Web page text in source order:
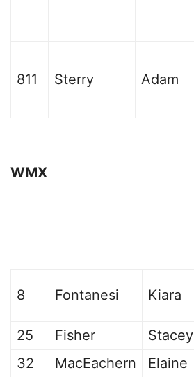
811 Sterry Adam
WMX
8 Fontanesi Kiara
25 Fisher Stacey
32
MacEachern Elaine